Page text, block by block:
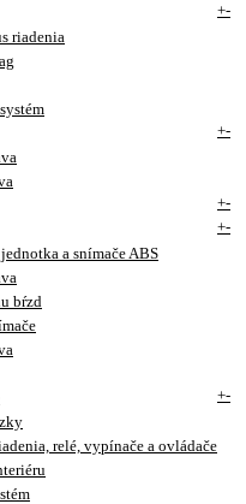
+-
riadenia
+-
+-
+-
a snímače ABS
bŕzd
+-
relé, vypínače a ovládače